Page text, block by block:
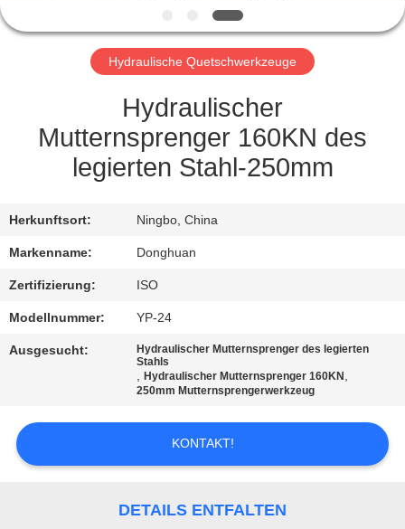
BITTE UM
ANGEBOT
SITEMAP
DATENSCHUTZRICHTLINIE
Hydraulische Quetschwerkzeuge
Hydraulischer
Mutternsprenger 160KN des
legierten Stahl-250mm
Herkunftsort: Ningbo, China
Markenname: Donghuan
Zertifizierung: ISO
Modellnummer: YP-24
Ausgesucht:
Hydraulischer Mutternsprenger des legierten
Stahls
,Hydraulischer Mutternsprenger 160KN ,
250mm Mutternsprengerwerkzeug
KONTAKT!
DETAILS ENTFALTEN